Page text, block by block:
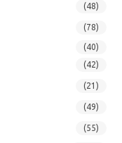
(48)
(78)
(40)
(42)
(21)
(49)
(55)